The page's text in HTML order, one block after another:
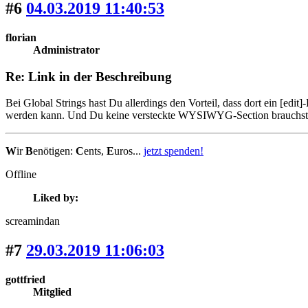
#6 04.03.2019 11:40:53
florian
Administrator
Re: Link in der Beschreibung
Bei Global Strings hast Du allerdings den Vorteil, dass dort ein
werden kann. Und Du keine versteckte WYSIWYG-Section
WirBenötigen: Cents, Euros... jetzt spenden!
Offline
Liked by:
screamindan
#7 29.03.2019 11:06:03
gottfried
Mitglied